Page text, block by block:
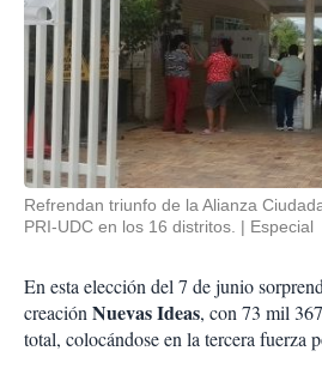
Refrendan triunfo de la Alianza
PRI-UDC en los 16 distritos.
Especial
En esta elección del 7 de junio
creaciónNuevas Ideas, con 73 mil
total, colocándose en la tercera fuerza